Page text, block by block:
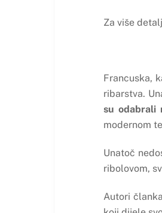
Za više
Francuska,
ribarstva.
su odabrali
modernom
Unatoč
ribolovom,
Autori